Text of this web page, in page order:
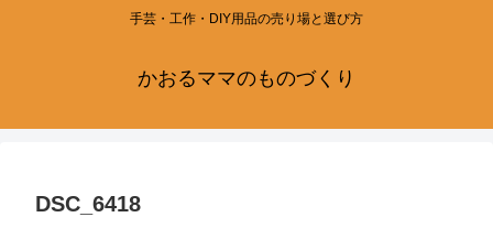
手芸・工作・DIY用品の売り場と選び方
かおるママのものづくり
DSC_6418